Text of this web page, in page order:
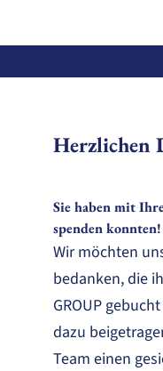
Herzlichen
Sie haben mit
spenden konnten!
Wir möchten
bedanken, die
GROUP
dazu
Team einen